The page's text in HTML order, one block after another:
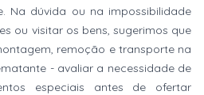
Na dúvida ou na impossibilidade
ou visitar os bens, sugerimos que
remoção e transporte na
- avaliar a necessidade de
especiais antes de ofertar